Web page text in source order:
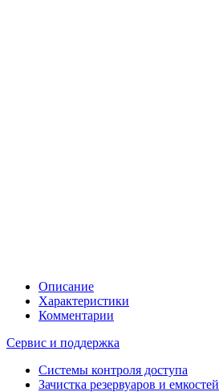
Описание
Характеристики
Комментарии
Сервис и поддержка
Системы контроля доступа
Зачистка резервуаров и емкостей